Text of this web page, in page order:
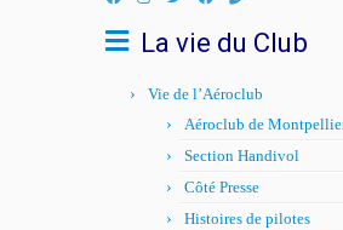
La vie du Club
Vie de l’Aéroclub
Aéroclub de
Section Handivol
Côté Presse
Histoires de pilotes